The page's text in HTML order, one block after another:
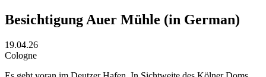
Besichtigung Auer Mühle (in German)
19.04.26
Cologne